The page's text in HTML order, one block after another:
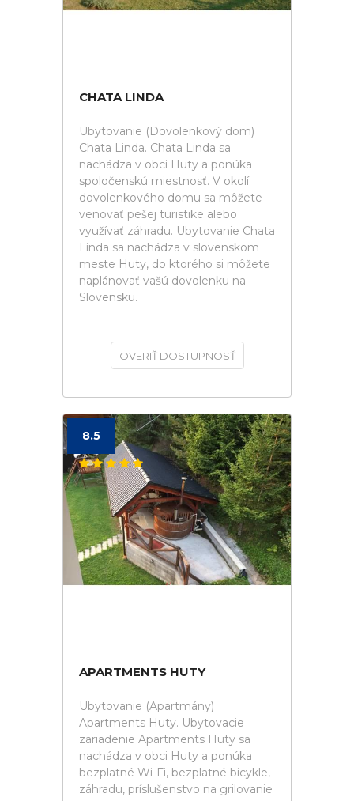
CHATA LINDA
Ubytovanie (Dovolenkový dom)
Chata Linda. Chata Linda sa
nachádza v obci Huty a ponúka
spoločenskú miestnosť. V okolí
dovolenkového domu sa môžete
venovať pešej turistike alebo
využívať záhradu. Ubytovanie Chata
Linda sa nachádza v slovenskom
meste Huty, do ktorého si môžete
naplánovať vašú dovolenku na
Slovensku.
OVERIŤ DOSTUPNOSŤ
8.5
APARTMENTS HUTY
Ubytovanie (Apartmány)
Apartments Huty. Ubytovacie
zariadenie Apartments Huty sa
nachádza v obci Huty a ponúka
bezplatné Wi-Fi, bezplatné bicykle,
záhradu, príslušenstvo na grilovanie